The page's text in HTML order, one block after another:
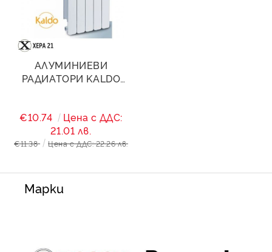
АЛУМИНИЕВИ
РАДИАТОРИ KALDO
€10.74
Цена с ДДС:
21.01 лв.
€11.38 Цена с ДДС: 22.26 лв.
Марки